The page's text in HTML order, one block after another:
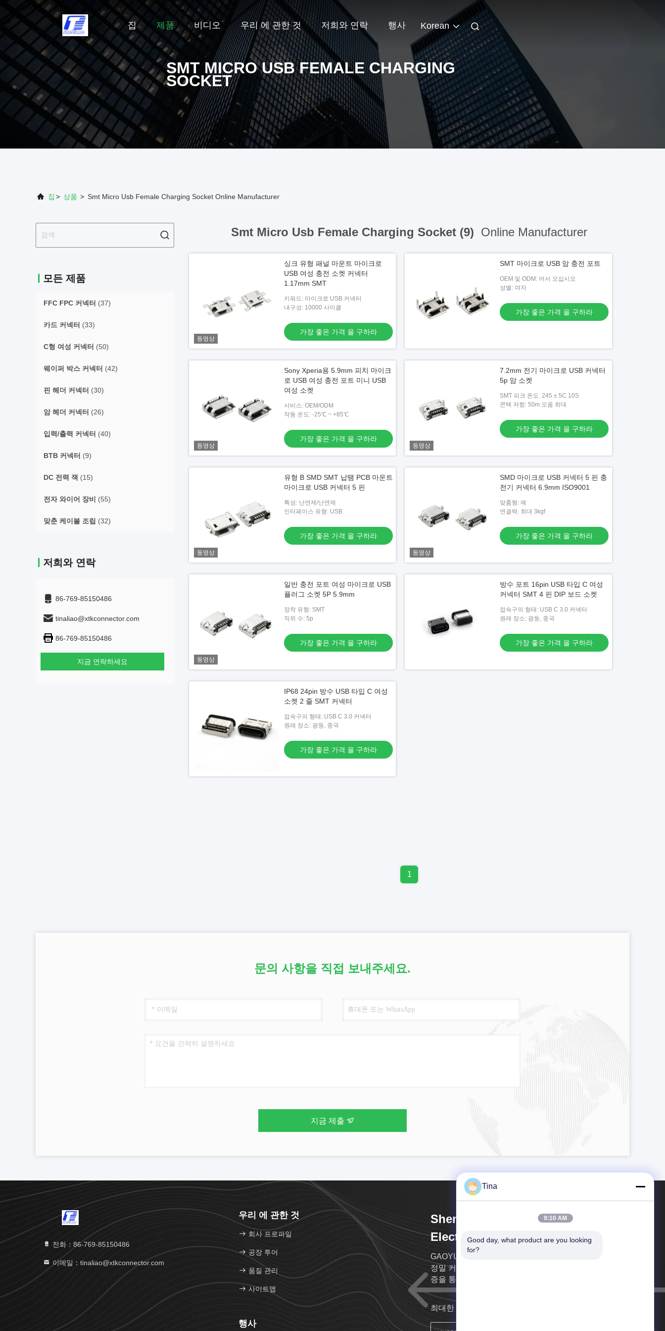
집 제품 비디오 우리 에 관한 것 저희와 연락 행사 Korean
SMT MICRO USB FEMALE CHARGING
SOCKET
집 > 상품 > Smt Micro Usb Female Charging Socket Online Manufacturer
모든 제품
FFC FPC 커넥터 (37)
카드 커넥터 (33)
C형 여성 커넥터 (50)
웨이퍼 박스 커넥터 (42)
핀 헤더 커넥터 (30)
암 헤더 커넥터 (26)
입력/출력 커넥터 (40)
BTB 커넥터 (9)
DC 전력 잭 (15)
전자 와이어 장비 (55)
맞춘 케이블 조립 (32)
저희와 연락
86-769-85150486
tinaliao@xtkconnector.com
86-769-85150486
지금 연락하세요
Smt Micro Usb Female Charging Socket (9) Online Manufacturer
동영상
싱크 유형 패널 마운트 마이크로
USB 여성 충전 소켓 커넥터
1.17mm SMT
키워드: 마이크로 USB 커넥터
내구성: 10000 사이클
가장 좋은 가격 을 구하라
SMT 마이크로 USB 암 충전 포트
OEM 및 ODM: 어서 오십시오
성별: 여자
가장 좋은 가격 을 구하라
동영상
Sony Xperia용 5.9mm 피치 마이크
로 USB 여성 충전 포트 미니 USB
여성 소켓
서비스: OEM/ODM
작동 온도: -25℃ ~ +85℃
가장 좋은 가격 을 구하라
동영상
7.2mm 전기 마이크로 USB 커넥터
5p 암 소켓
SMT 피크 온도: 245 ± 5C 10S
콘택 저항: 50m 오옴 최대
가장 좋은 가격 을 구하라
동영상
유형 B SMD SMT 납땜 PCB 마운트
마이크로 USB 커넥터 5 핀
특성: 난연제/난연제
인터페이스 유형: USB
가장 좋은 가격 을 구하라
동영상
SMD 마이크로 USB 커넥터 5 핀 충
전기 커넥터 6.9mm ISO9001
맞춤형: 예
연결력: 최대 3kgf
가장 좋은 가격 을 구하라
동영상
일반 충전 포트 여성 마이크로 USB
플러그 소켓 5P 5.9mm
장착 유형: SMT
직위 수: 5p
가장 좋은 가격 을 구하라
방수 포트 16pin USB 타입 C 여성
커넥터 SMT 4 핀 DIP 보드 소켓
접속구의 형태: USB C 3.0 커넥터
원래 장소: 광둥, 중국
가장 좋은 가격 을 구하라
IP68 24pin 방수 USB 타입 C 여성
소켓 2 줄 SMT 커넥터
접속구의 형태: USB C 3.0 커넥터
원래 장소: 광둥, 중국
가장 좋은 가격 을 구하라
1
문의 사항을 직접 보내주세요.
지금 제출
전화：86-769-85150486
이메일：tinaliao@xtkconnector.com
우리 에 관한 것
회사 프로파일
공장 투어
품질 관리
사이트맵
행사
Shenzhen Xietaikang Precision
Electronic Co., Ltd.
GAOYUEDA Group Co.,ltd는 1989년에 설립되었으며
정밀 커넥터 제조업체입니다. ISO9001 인증 및 SGS 인
증을 통과했습니다.
최대한 빨리 다시 연락드리겠습니다.
Tina
9:10 AM
Good day, what product are you looking
for?